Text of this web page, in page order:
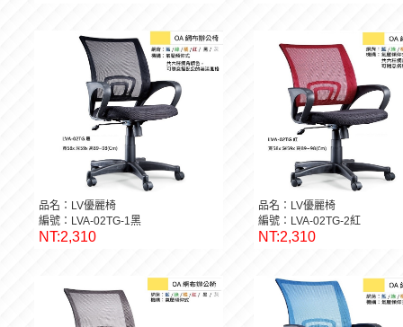
品名：LV優麗椅
編號：LVA-02TG-1黑
NT:2,310
品名：LV優麗椅
編號：LVA-02TG-2紅
NT:2,310